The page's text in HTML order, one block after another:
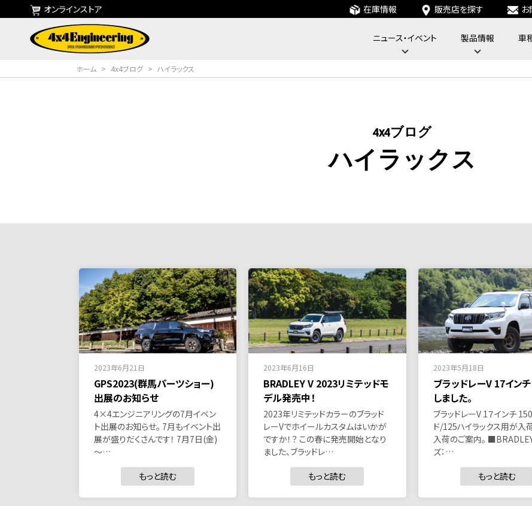
ニュース・イベント 製品情報 車
オンラインストア 在庫情報 販売店を探す
ホーム > 4x4ブログ > ハイラックス
4x4ブログ
ハイラックス
2023年6月21日
GPS2023(群馬パーツショー)
出展のお知らせ
4×4エンジニアリングの7月イベン
ト出展のお知らせ。 7月もイベント出
展が盛りだくさんです！ 7月7日(金)
～…
もっと読む
2023年6月16日
BRADLEY V 2023リミテッドモ
デル発売中！
2023年リミテッドカラーのブラッド
レーVでホイールカスタムはいかが
ですか！？ この春に発売開始となり
ました、ブラッドレ…
もっと読む
2023年5月18日
ブラッドレーV 17イン
しました。
ブラッドレーV 1７インチ
ド/125ハイラックス用が入
入荷のご案内。
ズ：…
もっと読む